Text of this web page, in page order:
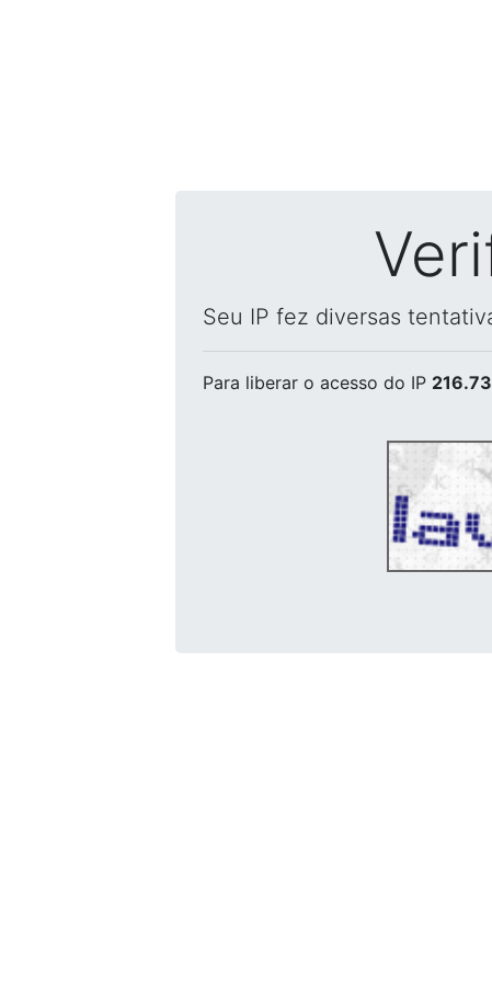
Seu IP fez diversas
Para liberar o acesso do IP